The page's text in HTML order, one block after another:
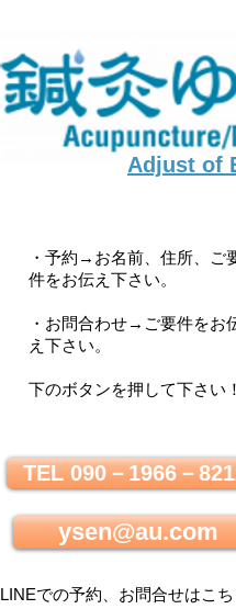
Adjust of
・予約→お名前、住所、ご
件をお伝え下さい。
・お問合わせ→ご要件をお
え下さい。
下のボタンを押して下さい
TEL 090－1966－
ysen@au.com
LINEでの予約、お問合せはこ